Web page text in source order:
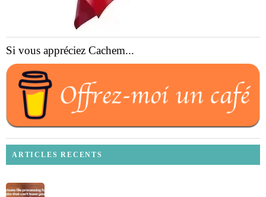
Si vous appréciez Cachem...
ARTICLES RECENTS